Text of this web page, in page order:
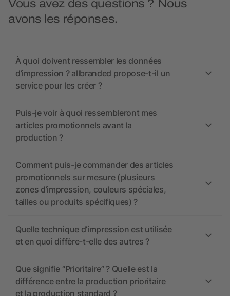
Vous avez des questions ? Nous
avons les réponses.
À quoi doivent ressembler les données
d’impression ? allbranded propose-t-il un
service pour les créer ?
Puis-je voir à quoi ressembleront mes
articles promotionnels avant la
production ?
Comment puis-je commander des articles
promotionnels sur mesure (plusieurs
zones d’impression, couleurs spéciales,
tailles ou produits spécifiques) ?
Quelle technique d’impression est utilisée
et en quoi diffère-t-elle des autres ?
Que signifie “Prioritaire” ? Quelle est la
différence entre la production prioritaire
et la production standard ?